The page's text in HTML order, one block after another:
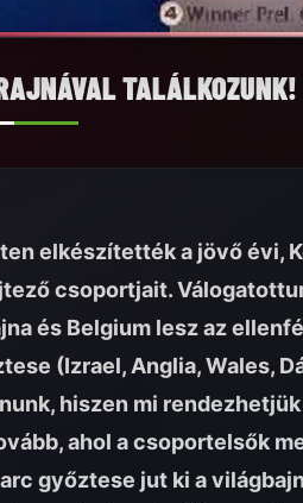
TALÁLKOZUNK!
elkészítették a jövő évi,
csoportjait.
és Belgium lesz az
(Izrael, Anglia, Wales,
hiszen mi
ahol a csoportelsők
győztese jut ki a